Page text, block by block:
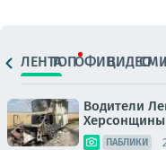
ЛЕНТАТОПОФИЦ.ВИДЕО
Водители
Херсонщины
ПАБЛИКИ